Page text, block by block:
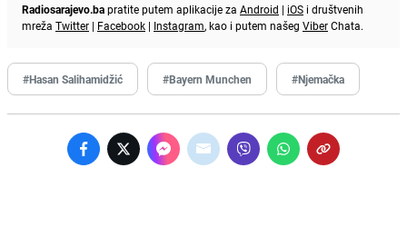
Radiosarajevo.bapratite putem aplikacije za Android | iOS i društvenih
mreža Twitter | Facebook | Instagram, kao i putem našeg ViberChata.
#Hasan Salihamidžić #Bayern Munchen #Njemačka